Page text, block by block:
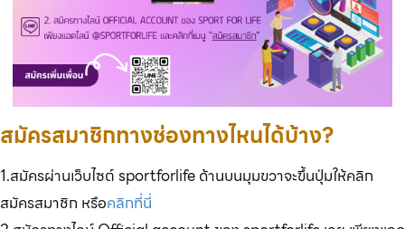
สมัครสมาชิกทางช่องทางไหนได้บ้าง?
1.สมัครผ่านเว็บไซต์ sportforlife ด้านบนมุมขวาจะขึ้นปุ่มให้คลิก
สมัครสมาชิก หรือคลิกที่นี่